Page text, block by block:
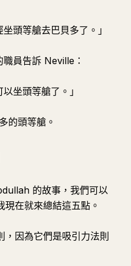
頭等艙去巴貝多了。」
員告訴 Neville：
坐頭等艙了。」
的頭等艙。
的故事，我們可以
在就來總結這五點。
因為它們是吸引力法則